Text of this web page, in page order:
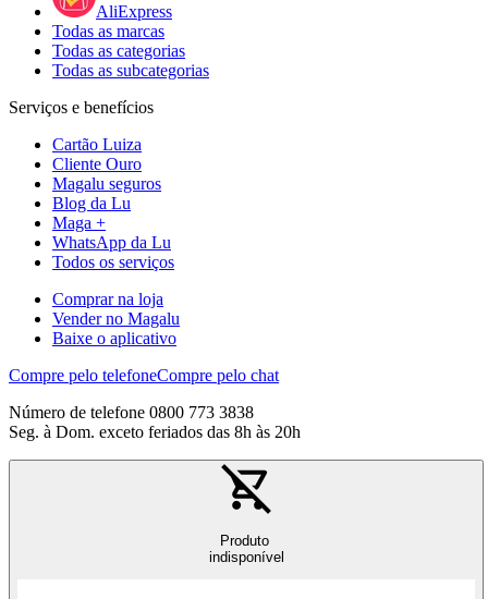
AliExpress
Todas as marcas
Todas as categorias
Todas as subcategorias
Serviços e benefícios
Cartão Luiza
Cliente Ouro
Magalu seguros
Blog da Lu
Maga +
WhatsApp da Lu
Todos os serviços
Comprar na loja
Vender no Magalu
Baixe o aplicativo
Compre pelo telefoneCompre pelo chat
Número de telefone 0800 773 3838
Seg. à Dom. exceto feriados das 8h às 20h
Produto
indisponível